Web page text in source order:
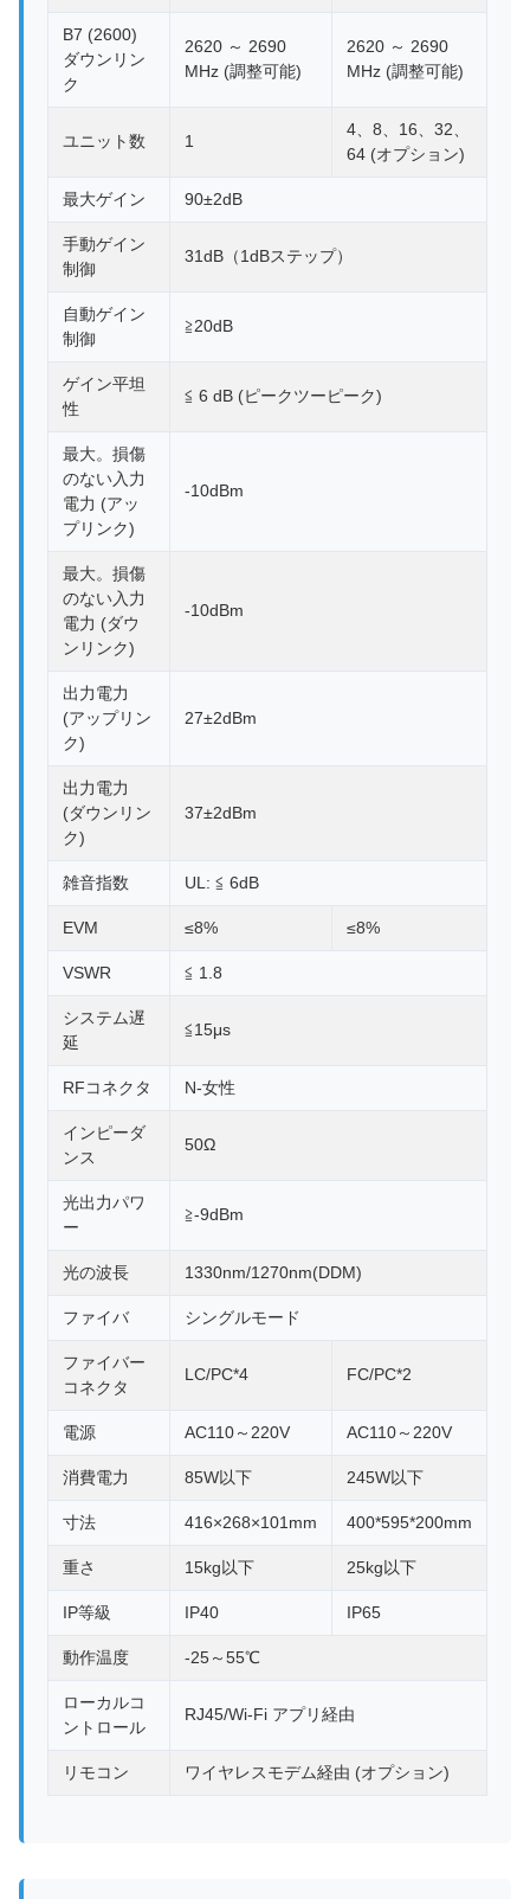
B7 (2600)
ダウンリン
ク
2620 ～ 2690
MHz (調整可能)
2620 ～ 2690
MHz (調整可能)
ユニット数 1
4、8、16、32、
64 (オプション)
最大ゲイン 90±2dB
手動ゲイン
制御
31dB（1dBステップ）
自動ゲイン
制御
≧20dB
ゲイン平坦
性
≦ 6 dB (ピークツーピーク)
最大。損傷
のない入力
電力 (アッ
プリンク)
-10dBm
最大。損傷
のない入力
電力 (ダウ
ンリンク)
-10dBm
出力電力
(アップリン
ク)
27±2dBm
出力電力
(ダウンリン
ク)
37±2dBm
雑音指数 UL: ≦ 6dB
EVM ≤8% ≤8%
VSWR ≦ 1.8
システム遅
延
≦15μs
RFコネクタ N-女性
インピーダ
ンス
50Ω
光出力パワ
ー
≧-9dBm
光の波長 1330nm/1270nm(DDM)
ファイバ シングルモード
ファイバー
コネクタ
LC/PC*4 FC/PC*2
電源 AC110～220V AC110～220V
消費電力 85W以下 245W以下
寸法 416×268×101mm 400*595*200mm
重さ 15kg以下 25kg以下
IP等級 IP40 IP65
動作温度 -25～55℃
ローカルコ
ントロール
RJ45/Wi-Fi アプリ経由
リモコン ワイヤレスモデム経由 (オプション)